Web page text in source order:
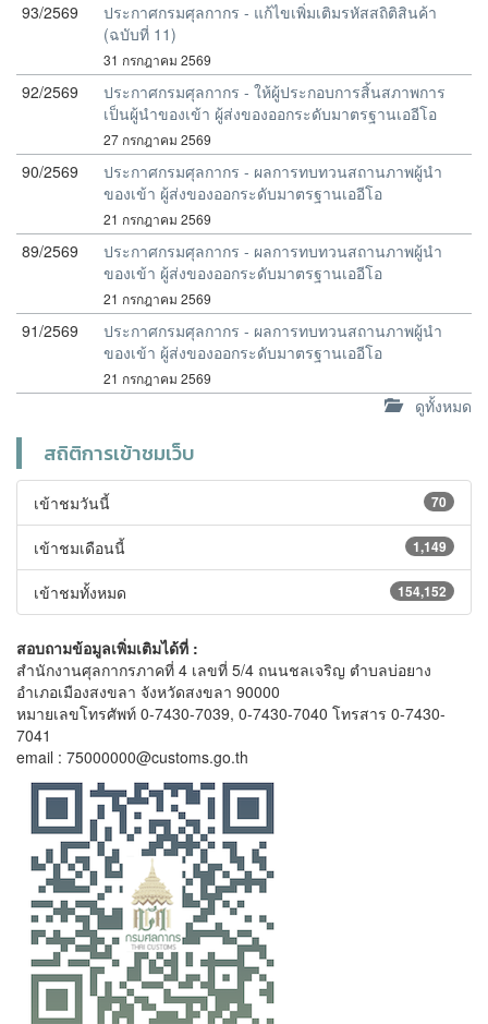
93/2569
ประกาศกรมศุลกากร - แก้ไขเพิ่มเติมรหัสสถิติสินค้า
(ฉบับที่ 11)
31 กรกฎาคม 2569
92/2569
ประกาศกรมศุลกากร - ให้ผู้ประกอบการสิ้นสภาพการ
เป็นผู้นำของเข้า ผู้ส่งของออกระดับมาตรฐานเออีโอ
27 กรกฎาคม 2569
90/2569
ประกาศกรมศุลกากร - ผลการทบทวนสถานภาพผู้นำ
ของเข้า ผู้ส่งของออกระดับมาตรฐานเออีโอ
21 กรกฎาคม 2569
89/2569
ประกาศกรมศุลกากร - ผลการทบทวนสถานภาพผู้นำ
ของเข้า ผู้ส่งของออกระดับมาตรฐานเออีโอ
21 กรกฎาคม 2569
91/2569
ประกาศกรมศุลกากร - ผลการทบทวนสถานภาพผู้นำ
ของเข้า ผู้ส่งของออกระดับมาตรฐานเออีโอ
21 กรกฎาคม 2569
ดูทั้งหมด
สถิติการเข้าชมเว็บ
70
เข้าชมวันนี้
1,149
เข้าชมเดือนนี้
154,152
เข้าชมทั้งหมด
สอบถามข้อมูลเพิ่มเติมได้ที่ :
สำนักงานศุลกากรภาคที่ 4 เลขที่ 5/4 ถนนชลเจริญ ตำบลบ่อยาง
อำเภอเมืองสงขลา จังหวัดสงขลา 90000
หมายเลขโทรศัพท์ 0-7430-7039, 0-7430-7040 โทรสาร 0-7430-
7041
email : 75000000@customs.go.th